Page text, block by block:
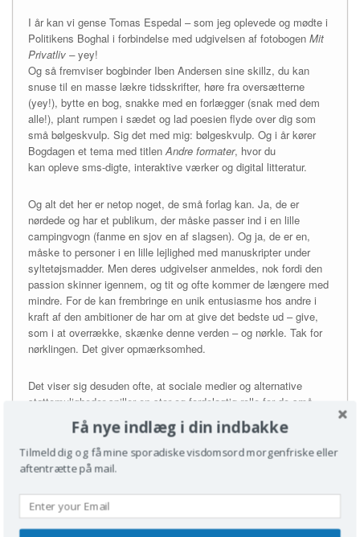
I år kan vi gense Tomas Espedal – som jeg oplevede og mødte i
Politikens Boghal i forbindelse med udgivelsen af fotobogen Mit
Privatliv –yey!
Og så fremviser bogbinder Iben Andersen sine skillz, du kan
snuse til en masse lækre tidsskrifter, høre fra oversætterne
(yey!), bytte en bog, snakke med en forlægger (snak med dem
alle!), plant rumpen i sædet og lad poesien flyde over dig som
små bølgeskvulp. Sig det med mig: bølgeskvulp. Og i år kører
Bogdagen et tema med titlenAndre formater, hvor du
kan opleve sms-digte, interaktive værker og digital litteratur.
Og alt det her er netop noget, de små forlag kan. Ja, de er
nørdede og har et publikum, der måske passer ind i en lille
campingvogn (fanme en sjov en af slagsen). Og ja, de er en,
måske to personer i en lille lejlighed med manuskripter under
syltetøjsmadder. Men deres udgivelser anmeldes, nok fordi den
passion skinner igennem, og tit og ofte kommer de længere med
mindre. For de kan frembringe en unik entusiasme hos andre i
kraft af den ambitioner de har om at give det bedste ud – give,
som i at overrække, skænke denne verden – og nørkle. Tak for
nørklingen. Det giver opmærksomhed.
Det viser sig desuden ofte, at sociale medier og alternative
støttemuligheder spiller en stor og fordelagtig rolle for de små
forlags og litteraturfestivalers overlevelse. Da Lille Bogdags
fondsansøgninger uventet alle gav afslag (WTF btw?!) tog det
blog 28 timer og et indlæg på Facebook, der blev delt 49 gange,
for arrangørerne at skrabe penge sammen via en crowdfunding
lege mæcener for en dag. Det er et investeret publikum og det
får nok nogle klokker at ringe i litteraturgangene.
Få nye indlæg i din indbakke
Tilmeld dig og få mine sporadiske visdomsord morgenfriske eller
aftentrætte på mail.